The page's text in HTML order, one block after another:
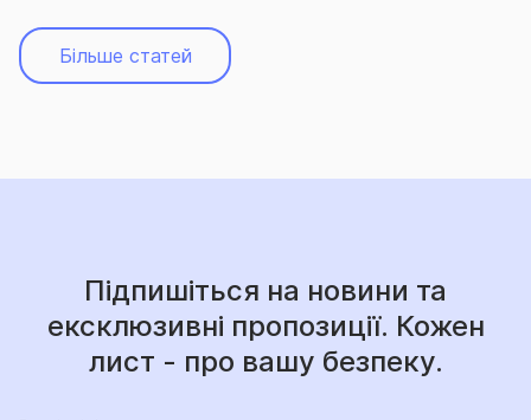
Більше статей
Підпишіться на новини та
ексклюзивні пропозиції. Кожен
лист - про вашу безпеку.